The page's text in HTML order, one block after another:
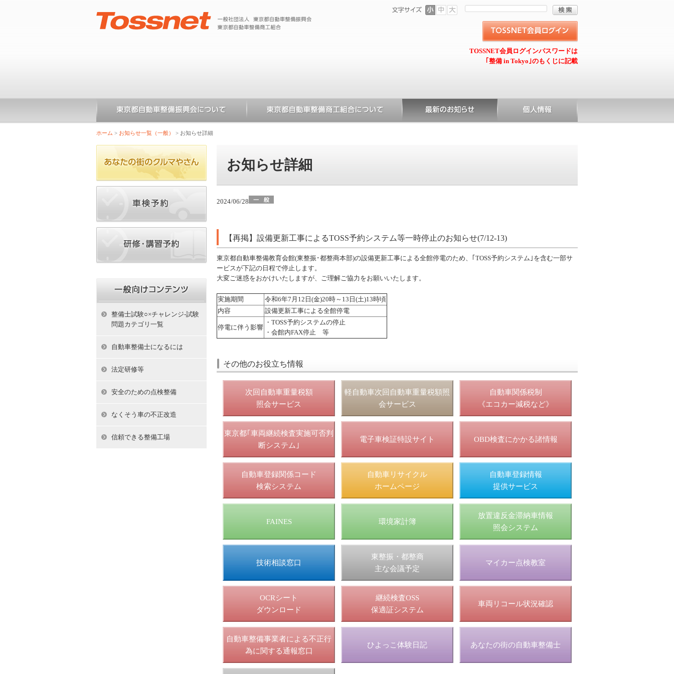
TOSSNET会員ログインパスワードは
｢整備 in Tokyo｣のもくじに記載
ホーム > お知らせ一覧（一般） > お知らせ詳細
お知らせ詳細
2024/06/28
【再掲】設備更新工事によるTOSS予約システム等一時停止のお知らせ(7/12-13)
東京都自動車整備教育会館(東整振･都整商本部)の設備更新工事による全館停電のため、｢TOSS予約システム｣を含む一部サ
ービスが下記の日程で停止します。
大変ご迷惑をおかけいたしますが、ご理解ご協力をお願いいたします。
実施期間
令和6年7月12日(金)20時～13日(土)13時頃
内容
設備更新工事による全館停電
停電に伴う影響
・TOSS予約システムの停止
・会館内FAX停止 等
その他のお役立ち情報
次回自動車重量税額
照会サービス
軽自動車次回自動車重量税額照
会サービス
自動車関係税制
《エコカー減税など》
東京都｢車両継続検査実施可否判
断システム｣
電子車検証特設サイト OBD検査にかかる諸情報
自動車登録関係コード
検索システム
自動車リサイクル
ホームページ
自動車登録情報
提供サービス
FAINES 環境家計簿
放置違反金滞納車情報
照会システム
技術相談窓口
東整振・都整商
主な会議予定
マイカー点検教室
OCRシート
ダウンロード
継続検査OSS
保適証システム
車両リコール状況確認
自動車整備事業者による不正行
為に関する通報窓口
ひよっこ体験日記 あなたの街の自動車整備士
整備士試験○×チャレンジ-試験
問題カテゴリ一覧
自動車整備士になるには
法定研修等
安全のための点検整備
なくそう車の不正改造
信頼できる整備工場